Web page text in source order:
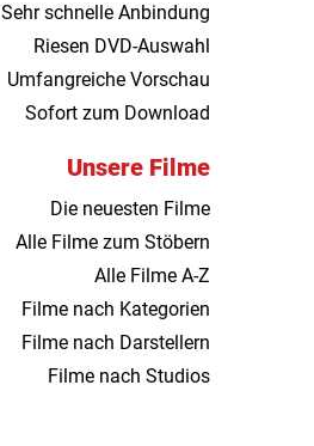
Sehr schnelle Anbindung
Riesen DVD-Auswahl
Umfangreiche Vorschau
Sofort zum Download
Unsere Filme
Die neuesten Filme
Alle Filme zum Stöbern
Alle Filme A-Z
Filme nach Kategorien
Filme nach Darstellern
Filme nach Studios